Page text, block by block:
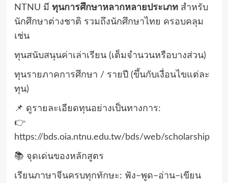
NTNU มี ทุนการศึกษาหลากหลายประเภทสำหรับ
นักศึกษาต่างชาติ รวมถึงนักศึกษาไทย ครอบคลุม
เช่น
ทุนสนับสนุนค่าเล่าเรียน (เต็มจำนวนหรือบางส่วน)
ทุนรายภาคการศึกษา / รายปี (ขึ้นกับเงื่อนไขแต่ละ
ทุน)
📌 ดูรายละเอียดทุนอย่างเป็นทางการ:
👉
https://bds.oia.ntnu.edu.tw/bds/web/scholarship
📚 จุดเด่นของหลักสูตร
เรียนภาษาจีนครบทุกทักษะ: ฟัง–พูด–อ่าน–เขียน